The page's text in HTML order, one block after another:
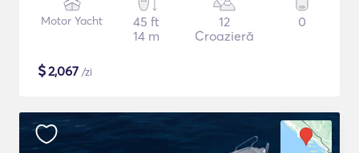
Motor Yacht
45 ft
14 m
12
Croazieră
0
$2,067 /zi